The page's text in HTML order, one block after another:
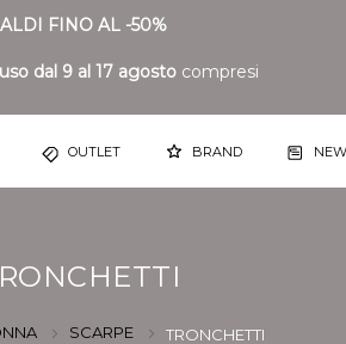
FINO AL -50%
dal 9 al 17 agosto compresi
OUTLET BRAND
SCARPE TRONCHETTI